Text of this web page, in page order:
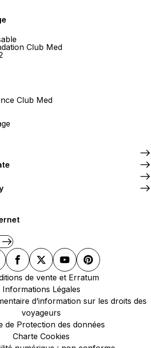
Club Med
Club Med
de vente et Erratum
Informations Légales
d’information sur les droits des
voyageurs
de Protection des données
Charte Cookies